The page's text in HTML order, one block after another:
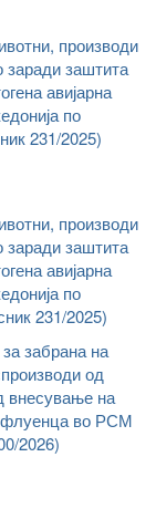
производи
заради заштита
авијарна
по
231/2025)
производи
заради заштита
авијарна
по
231/2025)
забрана на
од
внесување на
во РСМ
2026)